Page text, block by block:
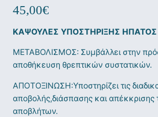
45,00€
ΚΑΨΟΥΛΕΣ ΥΠΟΣΤΗΡΙΞΗΣ ΗΠΑΤΟΣ
ΜΕΤΑΒΟΛΙΣΜΟΣ: Συμβάλλει στην
αποθήκευση θρεπτικών συστατικών.
ΑΠΟΤΟΞΙΝΩΣΗ:Υποστηρίζει τις
αποβολής,διάσπασης και απέκκρισης
αποβλήτων.